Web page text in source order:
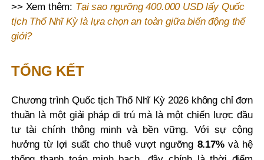
>> Xem thêm: Tại sao ngưỡng 400.000 USD lấy Quốc
tịch Thổ Nhĩ Kỳ là lựa chọn an toàn giữa biến động thế
giới?
TỔNG KẾT
Chương trình Quốc tịch Thổ Nhĩ Kỳ 2026 không chỉ đơn
thuần là một giải pháp di trú mà là một chiến lược đầu
tư tài chính thông minh và bền vững. Với sự cộng
hưởng từ lợi suất cho thuê vượt ngưỡng 8.17%và hệ